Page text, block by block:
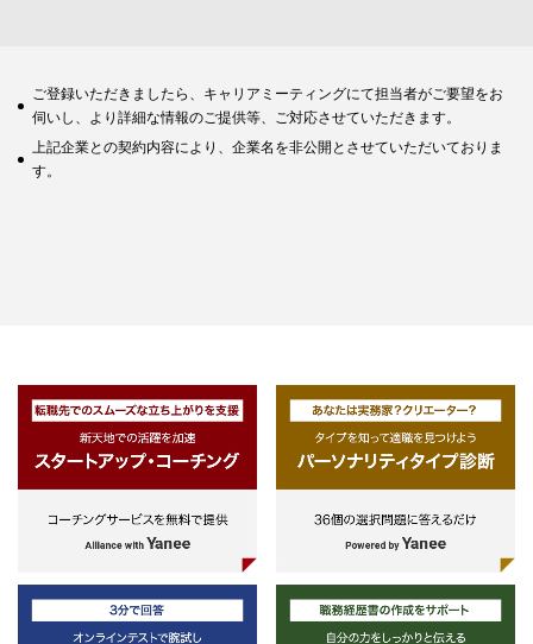
ご登録いただきましたら、キャリアミーティングにて担当者がご要望をお
伺いし、より詳細な情報のご提供等、ご対応させていただきます。
上記企業との契約内容により、企業名を非公開とさせていただいておりま
す。